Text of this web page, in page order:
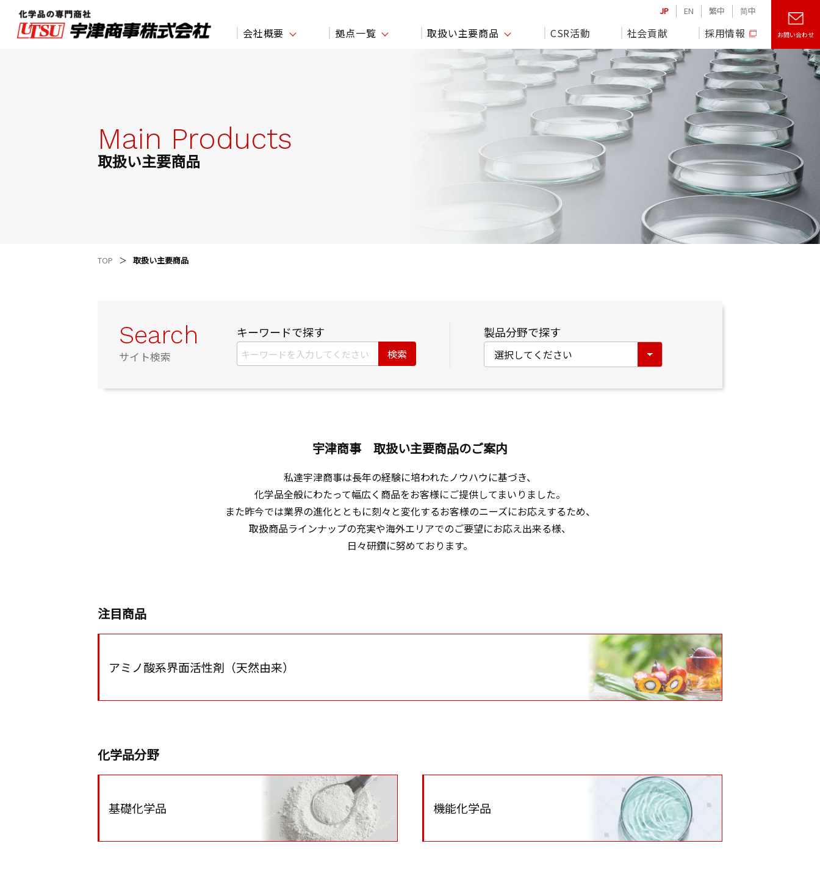
JP EN 繁中 简中
会社概要 拠点一覧 取扱い主要商品 CSR活動 社会貢献 採用情報 お問い合わせ
Main Products
取扱い主要商品
TOP 取扱い主要商品
Search
サイト検索
キーワードで探す 製品分野で探す
宇津商事 取扱い主要商品のご案内
私達宇津商事は長年の経験に培われたノウハウに基づき、
化学品全般にわたって幅広く商品をお客様にご提供してまいりました。
また昨今では業界の進化とともに刻々と変化するお客様のニーズにお応えするため、
取扱商品ラインナップの充実や海外エリアでのご要望にお応え出来る様、
日々研鑽に努めております。
注目商品
アミノ酸系界面活性剤（天然由来）
化学品分野
基礎化学品 機能化学品